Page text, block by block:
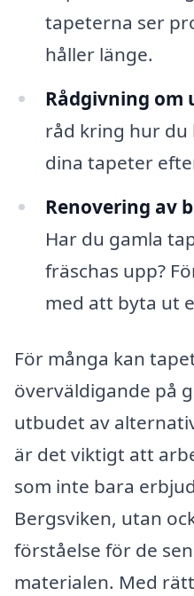
tapeterna ser
håller länge.
Rådgivning om
råd kring hur du
dina tapeter
Renovering av
Har du gamla
fräschas upp?
med att byta ut
För många kan
överväldigande på
utbudet av
är det viktigt att
som inte bara
Bergsviken, utan
förståelse för de
materialen. Med